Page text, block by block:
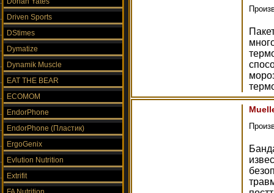
Driven Sports
DStimes
Dymatize
Dynamik Muscle
EAT THE BEAR
ECOMOM
EndorPhone
EndorPhone (Пластик)
ErgoGenix
Evlution Nutrition
Extrifit